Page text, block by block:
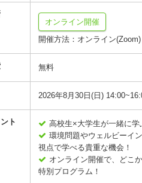
オンライン開催
開催方法：オンライン
無料
2026年8月30日(日)
ト
高校生×大学生が一緒に学
環境問題やウェルビーイ
視点で学べる貴重な機会！
オンライン開催で、どこ
特別プログラム！